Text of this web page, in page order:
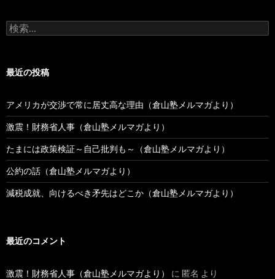
稿
検
索:
最近の投稿
アメリカが交渉で常に居丈高な理由（倉山塾メルマガより）
激震！財務省人事（倉山塾メルマガより）
たまには政策検証～自己批判も～（倉山塾メルマガより）
公約の話（倉山塾メルマガより）
減税成就、向けるべき矛先はどこか（倉山塾メルマガより）
最近のコメント
激震！財務省人事（倉山塾メルマガより） に 匿名 より